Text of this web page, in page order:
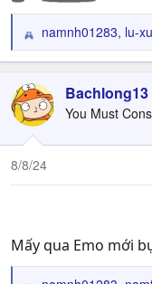
R
e
c
t
i
o
n
namnh01283, lu-
Bachlong13
You Must
8/8/24
Mấy qua Emo mới